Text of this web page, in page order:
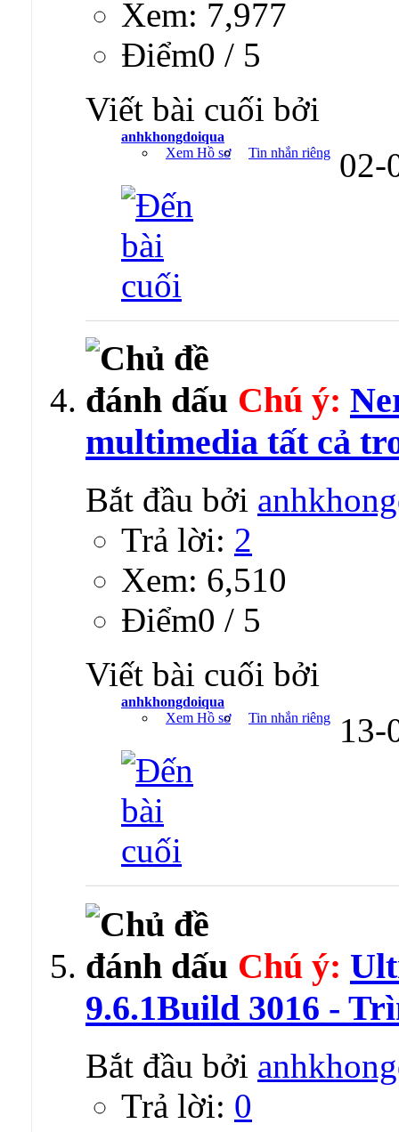
Xem: 7,977
Ðiểm0 / 5
Viết bài cuối bởi
anhkhongdoiqua
Xem Hồ sơ
Tin nhắn riêng 02-
Chú ý:
multimedia tất cả
Bắt đầu bởi
Trả lời: 2
Xem: 6,510
Ðiểm0 / 5
Viết bài cuối bởi
anhkhongdoiqua
Xem Hồ sơ
Tin nhắn riêng
Chú ý:
9.6.1Build 3016 -
Bắt đầu bởi
Trả lời: 0